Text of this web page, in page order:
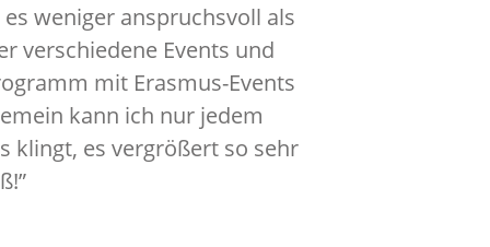
weniger anspruchsvoll als
verschiedene Events und
mit Erasmus-Events
kann ich nur jedem
klingt, es vergrößert so sehr